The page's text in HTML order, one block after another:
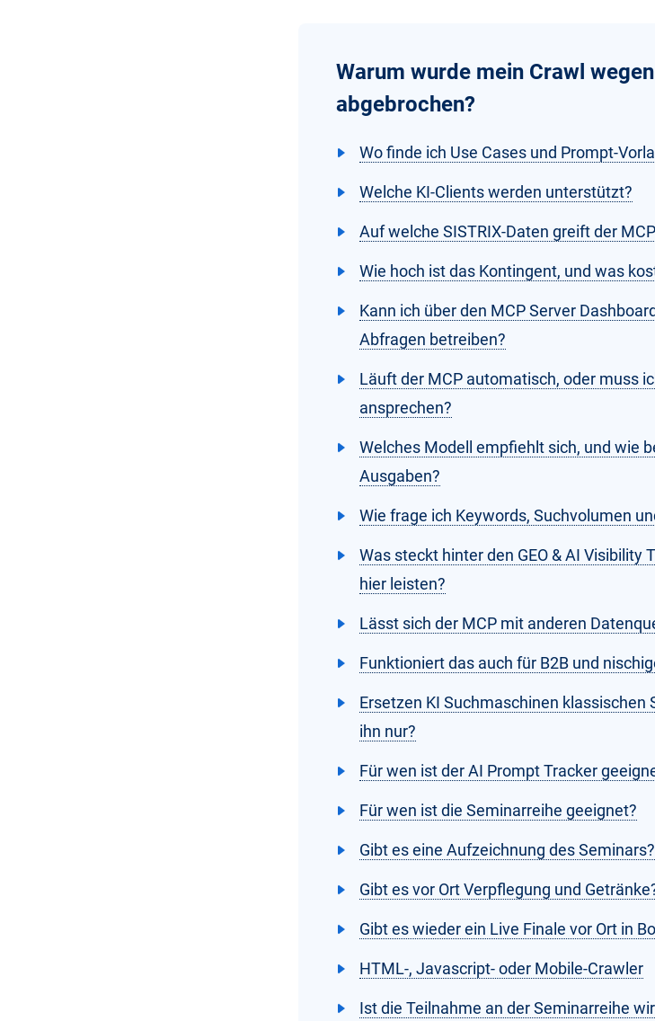
Warum wurde mein Crawl
abgebrochen?
Wo finde ich Use Cases und Prompt-
Welche KI-Clients werden unterstützt?
Auf welche SISTRIX-Daten greift der
Wie hoch ist das Kontingent, und was
Kann ich über den MCP Server
Abfragen betreiben?
Läuft der MCP automatisch, oder muss
ansprechen?
Welches Modell empfiehlt sich, und wie
Ausgaben?
Wie frage ich Keywords, Suchvolumen
Was steckt hinter den GEO & AI Visibility
hier leisten?
Lässt sich der MCP mit anderen
Funktioniert das auch für B2B und
Ersetzen KI Suchmaschinen klassischen
ihn nur?
Für wen ist der AI Prompt Tracker
Für wen ist die Seminarreihe geeignet?
Gibt es eine Aufzeichnung des Seminars?
Gibt es vor Ort Verpflegung und
Gibt es wieder ein Live Finale vor Ort in
HTML-, Javascript- oder Mobile-Crawler
Ist die Teilnahme an der Seminarreihe